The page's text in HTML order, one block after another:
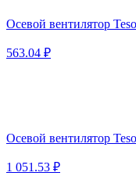
Осевой вентилятор
563.04 ₽
Осевой вентилятор
1 051.53 ₽